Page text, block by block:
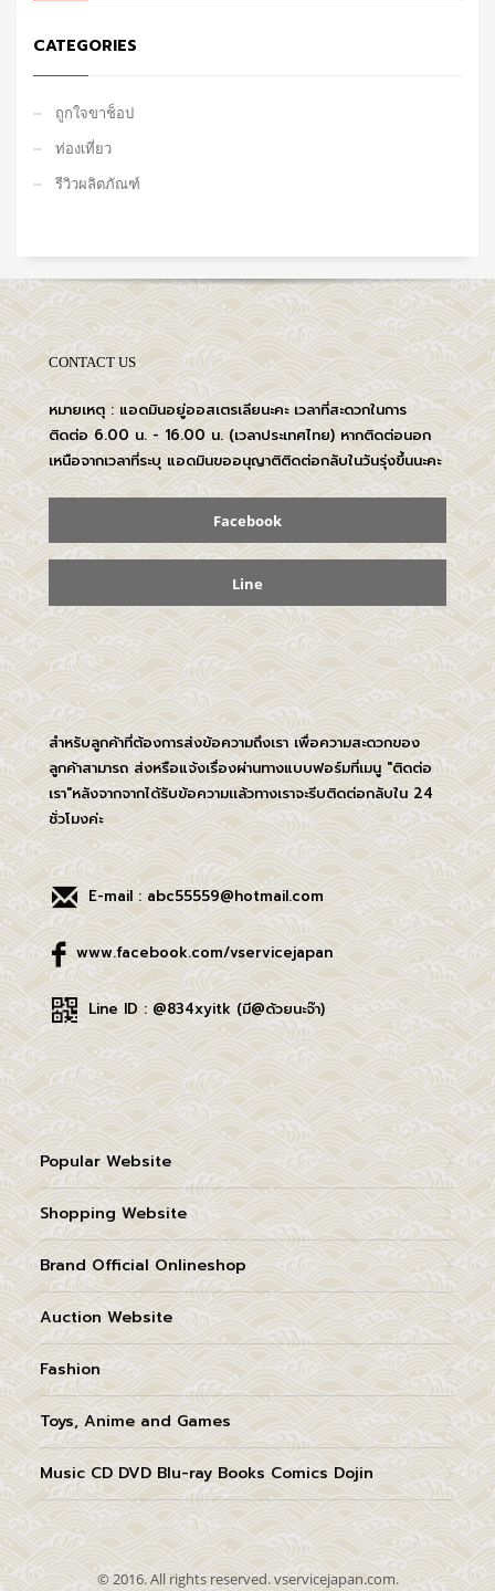
CATEGORIES
ถูกใจขาช็อป
ท่องเที่ยว
รีวิวผลิตภัณฑ์
CONTACT US
หมายเหตุ : แอดมินอยู่ออสเตรเลียนะคะ เวลาที่สะดวกในการ
ติดต่อ 6.00 น. - 16.00 น. (เวลาประเทศไทย) หากติดต่อนอก
เหนือจากเวลาที่ระบุ แอดมินขออนุญาติติดต่อกลับในวันรุ่งขึ้นนะคะ
Facebook
Line
สำหรับลูกค้าที่ต้องการส่งข้อความถึงเรา เพื่อความสะดวกของ
ลูกค้าสามารถ ส่งหรือแจ้งเรื่องผ่านทางแบบฟอร์มที่เมนู "ติดต่อ
เรา"หลังจากจากได้รับข้อความเเล้วทางเราจะรีบติดต่อกลับใน 24
ชั่วโมงค่ะ
E-mail : abc55559@hotmail.com
www.facebook.com/vservicejapan
Line ID : @834xyitk (มี@ด้วยนะจ๊า)
Popular Website
Shopping Website
Brand Official Onlineshop
Auction Website
Fashion
Toys, Anime and Games
Music CD DVD Blu-ray Books Comics Dojin
© 2016. All rights reserved. vservicejapan.com.